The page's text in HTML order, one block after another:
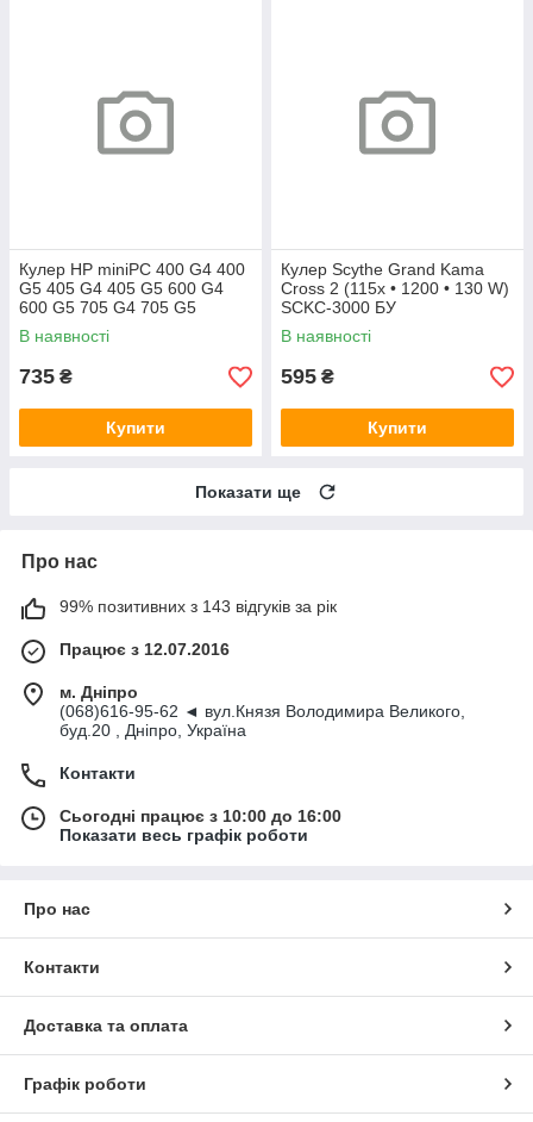
Кулер HP miniPC 400 G4 400
G5 405 G4 405 G5 600 G4
600 G5 705 G4 705 G5
(L19561-001)
В наявності
735 ₴
Купити
Кулер Scythe Grand Kama
Cross 2 (115x • 1200 • 130 W)
SCKC-3000 БУ
В наявності
595 ₴
Купити
Показати ще
Про нас
99% позитивних з 143 відгуків за рік
Працює з 12.07.2016
м. Дніпро
(068)616-95-62 ◄ вул.Князя Володимира Великого,
буд.20 , Дніпро, Україна
Контакти
Сьогодні працює з 10:00 до 16:00
Показати весь графік роботи
Про нас
Контакти
Доставка та оплата
Графік роботи